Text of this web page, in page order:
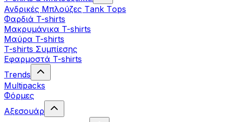
Ανδρικές Mπλούζες Τank Τops
Φαρδιά T-shirts
Μακρυμάνικα T-shirts
Μαύρα T-shirts
T-shirts Συμπίεσης
Εφαρμοστά T-shirts
Trends
Multipacks
Φόρμες
Αξεσουάρ